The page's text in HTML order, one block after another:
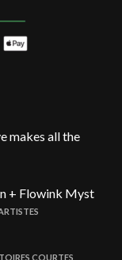
makes all the
+ Flowink Myst
COURTES